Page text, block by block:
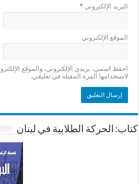
البريد الإلكتروني*
الموقع الإلكتروني
احفظ اسمي، بريدي الإلكتروني، والموقع
لاستخدامها المرة المقبلة في تعليقي.
كتاب: الحركة الطلابية في لبنان